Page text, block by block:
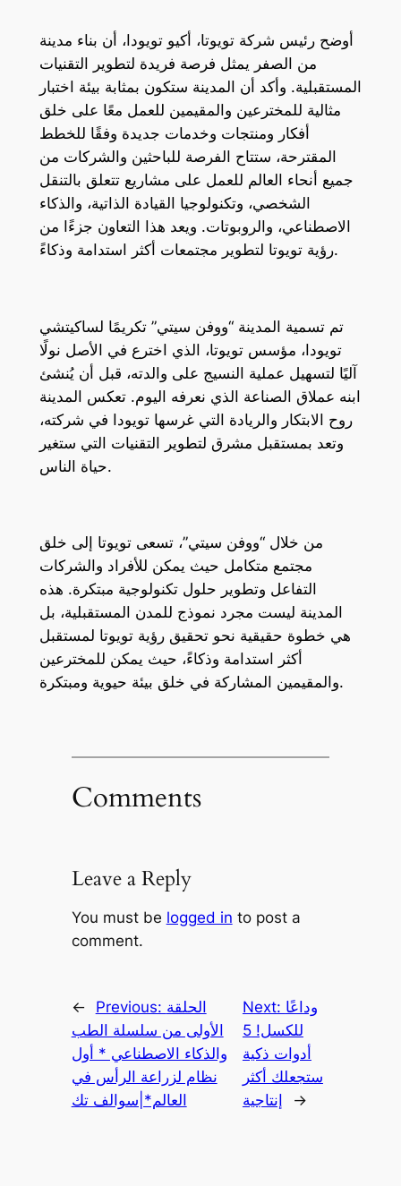
أوضح رئيس شركة تويوتا، أكيو تويودا، أن بناء مدينة
من الصفر يمثل فرصة فريدة لتطوير التقنيات
المستقبلية. وأكد أن المدينة ستكون بمثابة بيئة اختبار
مثالية للمخترعين والمقيمين للعمل معًا على خلق
أفكار ومنتجات وخدمات جديدة وفقًا للخطط
المقترحة، ستتاح الفرصة للباحثين والشركات من
جميع أنحاء العالم للعمل على مشاريع تتعلق بالتنقل
الشخصي، وتكنولوجيا القيادة الذاتية، والذكاء
الاصطناعي، والروبوتات. ويعد هذا التعاون جزءًا من
رؤية تويوتا لتطوير مجتمعات أكثر استدامة وذكاءً.
تم تسمية المدينة “ووفن سيتي” تكريمًا لساكيتشي
تويودا، مؤسس تويوتا، الذي اخترع في الأصل نولًا
آليًا لتسهيل عملية النسيج على والدته، قبل أن يُنشئ
ابنه عملاق الصناعة الذي نعرفه اليوم. تعكس المدينة
روح الابتكار والريادة التي غرسها تويودا في شركته،
وتعد بمستقبل مشرق لتطوير التقنيات التي ستغير
حياة الناس.
من خلال “ووفن سيتي”، تسعى تويوتا إلى خلق
مجتمع متكامل حيث يمكن للأفراد والشركات
التفاعل وتطوير حلول تكنولوجية مبتكرة. هذه
المدينة ليست مجرد نموذج للمدن المستقبلية، بل
هي خطوة حقيقية نحو تحقيق رؤية تويوتا لمستقبل
أكثر استدامة وذكاءً، حيث يمكن للمخترعين
والمقيمين المشاركة في خلق بيئة حيوية ومبتكرة.
Comments
Leave a Reply
You must be logged in to post a
comment.
← Previous: الحلقة
الأولى من سلسلة الطب
والذكاء الاصطناعي * أول
نظام لزراعة الرأس في
العالم*|سوالف تك
Next: وداعًا
للكسل! 5
أدوات ذكية
ستجعلك أكثر
إنتاجية
→